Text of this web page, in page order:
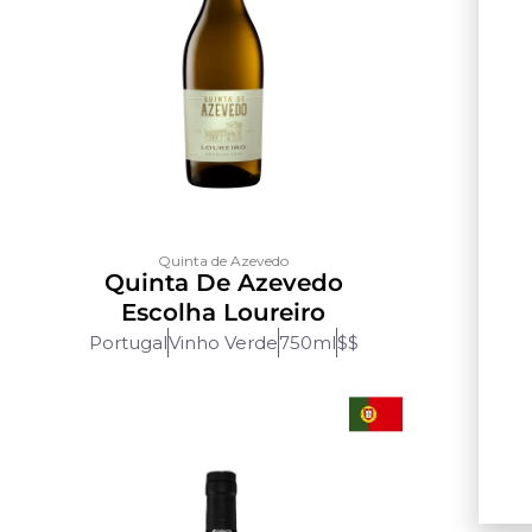
Quinta de Azevedo
Quinta De Azevedo
Escolha Loureiro
PortugalVinho Verde750ml$$